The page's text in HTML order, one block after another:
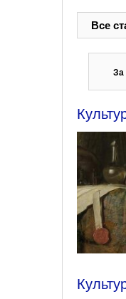
Все
За